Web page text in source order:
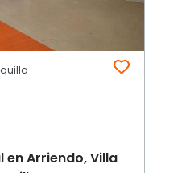
en Arriendo, Villa